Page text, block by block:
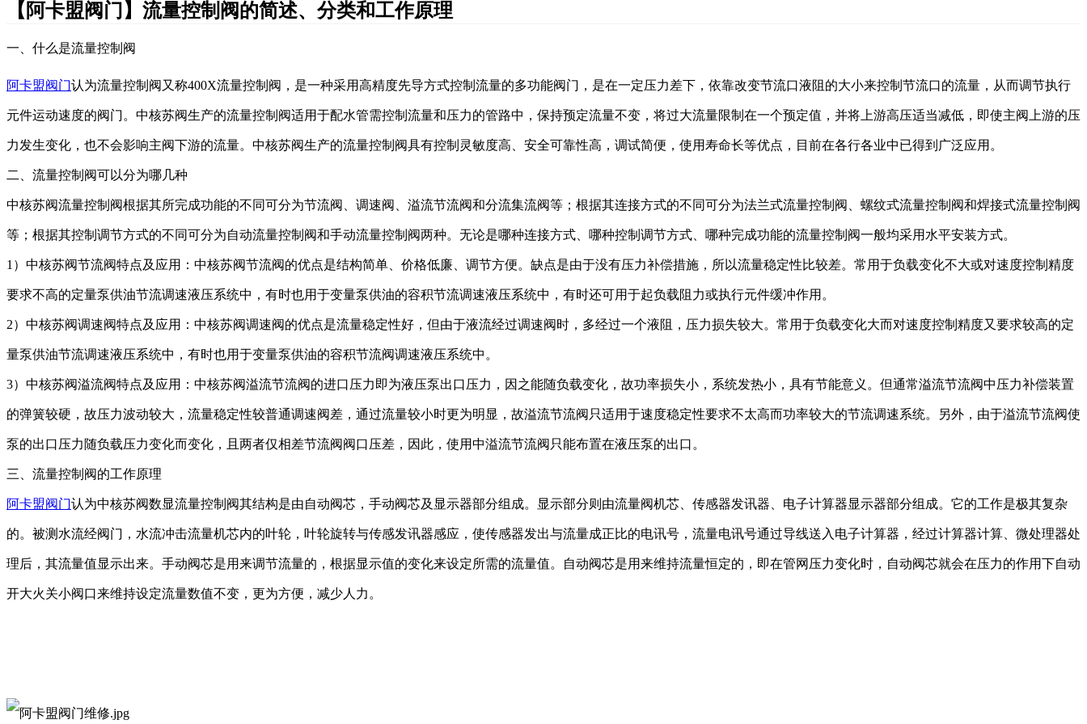
【阿卡盟阀门】流量控制阀的简述、分类和工作原理
一、什么是流量控制阀
阿卡盟阀门认为流量控制阀又称400X流量控制阀，是一种采用高精度先导方式控制流量的多功能阀门，是在一定压力差下，依靠改变节流口液阻的大小来控制节流口的流量，从而调节执行
元件运动速度的阀门。 中核苏阀生产的流量控制阀适用于配水管需控制流量和压力的管路中，保持预定流量不变，将过大流量限制在一个预定值，并将上游高压适当减低，即使主阀上游的压
力发生变化，也不会影响主阀下游的流量。 中核苏阀生产的流量控制阀具有控制灵敏度高、安全可靠性高，调试简便，使用寿命长等优点，目前在各行各业中已得到广泛应用。
二、流量控制阀可以分为哪几种
中核苏阀流量控制阀根据其所完成功能的不同可分为节流阀、调速阀、溢流节流阀和分流集流阀等 ； 根据其连接方式的不同可分为法兰式流量控制阀、螺纹式流量控制阀和焊接式流量控制阀
等 ； 根据其控制调节方式的不同可分为自动流量控制阀和手动流量控制阀两种。无论是哪种连接方式、哪种控制调节方式、哪种完成功能的流量控制阀一般均采用水平安装方式。
1） 中核苏阀节流阀特点及应用： 中核苏阀节流阀的优点是结构简单、价格低廉、调节方便。 缺点是由于没有压力补偿措施，所以流量稳定性比较差。常用于负载变化不大或对速度控制精度
要求不高的定量泵供油节流调速液压系统中，有时也用于变量泵供油的容积节流调速液压系统中，有时还可用于起负载阻力或执行元件缓冲作用。
2） 中核苏阀调速阀特点及应用： 中核苏阀调速阀的优点是流量稳定性好，但由于液流经过调速阀时，多经过一个液阻，压力损失较大。常用于负载变化大而对速度控制精度又要求较高的定
量泵供油节流调速液压系统中，有时也用于变量泵供油的容积节流阀调速液压系统中。
3） 中核苏阀溢流阀特点及应用： 中核苏阀溢流节流阀的进口压力即为液压泵出口压力，因之能随负载变化，故功率损失小，系统发热小，具有节能意义。但通常溢流节流阀中压力补偿装置
的弹簧较硬，故压力波动较大，流量稳定性较普通调速阀差，通过流量较小时更为明显，故溢流节流阀只适用于速度稳定性要求不太高而功率较大的节流调速系统。另外，由于溢流节流阀使
泵的出口压力随负载压力变化而变化，且两者仅相差节流阀阀口压差，因此，使用中溢流节流阀只能布置在液压泵的出口。
三、流量控制阀的工作原理
阿卡盟阀门认为中核苏阀数显流量控制阀其结构是由自动阀芯，手动阀芯及显示器部分组成。显示部分则由流量阀机芯、传感器发讯器、电子计算器显示器部分组成。它的工作是极其复杂
的。被测水流经阀门，水流冲击流量机芯内的叶轮，叶轮旋转与传感发讯器感应，使传感器发出与流量成正比的电讯号，流量电讯号通过导线送入电子计算器，经过计算器计算、微处理器处
理后，其流量值显示出来。手动阀芯是用来调节流量的，根据显示值的变化来设定所需的流量值。自动阀芯是用来维持流量恒定的，即在管网压力变化时，自动阀芯就会在压力的作用下自动
开大火关小阀口来维持设定流量数值不变 ， 更为方便，减少人力 。